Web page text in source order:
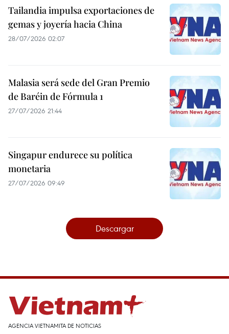
Tailandia impulsa exportaciones de
gemas y joyería hacia China
28/07/2026 02:07
Malasia será sede del Gran Premio
de Baréin de Fórmula 1
27/07/2026 21:44
Singapur endurece su política
monetaria
27/07/2026 09:49
Descargar
AGENCIA VIETNAMITA DE NOTICIAS